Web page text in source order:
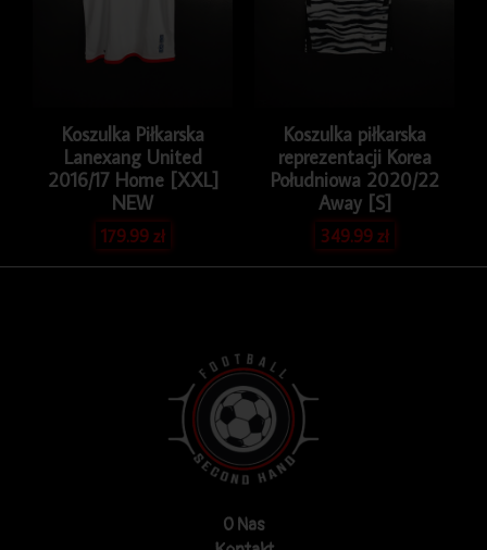
Koszulka Piłkarska
Lanexang United
2016/17 Home [XXL]
NEW
179.99zł
Koszulka piłkarska
reprezentacji Korea
Południowa 2020/22
Away [S]
349.99zł
O Nas